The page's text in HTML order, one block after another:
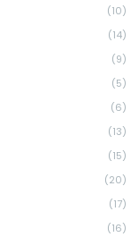
(10)
(14)
(9)
(5)
(6)
(13)
(15)
(20)
(17)
(16)